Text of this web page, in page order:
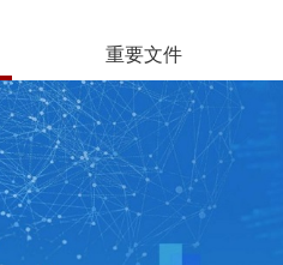
重要文件